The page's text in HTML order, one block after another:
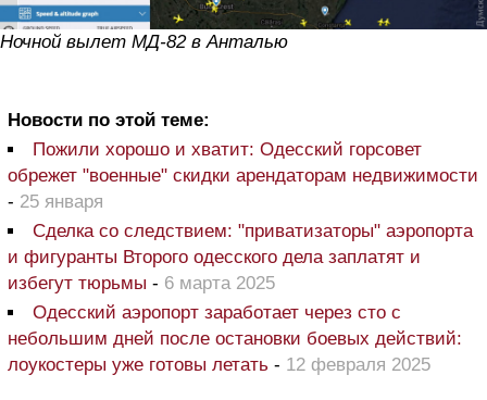
Ночной вылет МД-82 в Анталью
Новости по этой теме:
Пожили хорошо и хватит: Одесский горсовет
обрежет "военные" скидки арендаторам недвижимости
- 25 января
Сделка со следствием: "приватизаторы" аэропорта
и фигуранты Второго одесского дела заплатят и
избегут тюрьмы - 6 марта 2025
Одесский аэропорт заработает через сто с
небольшим дней после остановки боевых действий:
лоукостеры уже готовы летать - 12 февраля 2025